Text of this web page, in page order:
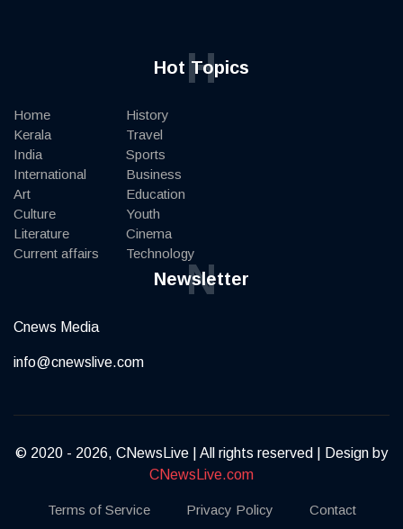
Hot Topics
H
Home
Kerala
India
International
Art
Culture
Literature
Current affairs
History
Travel
Sports
Business
Education
Youth
Cinema
Technology
Newsletter
N
Cnews Media
info@cnewslive.com
© 2020 - 2026, CNewsLive | All rights reserved | Design by
CNewsLive.com
Terms of Service Privacy Policy Contact